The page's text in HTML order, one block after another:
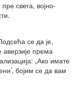
свега, војно-
се да је,
аверзије према
„Ако имате
бојим се да вам